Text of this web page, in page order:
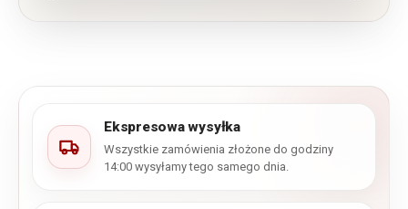
Ekspresowa wysyłka
Wszystkie zamówienia złożone do godziny
14:00 wysyłamy tego samego dnia.